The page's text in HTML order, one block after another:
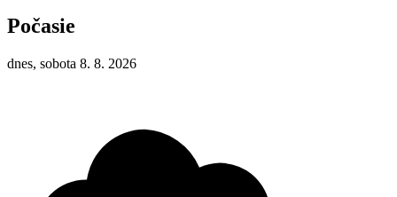
Počasie
dnes, sobota 8. 8. 2026